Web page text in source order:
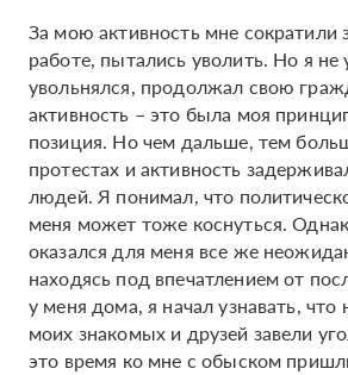
За мою активность мне сократили
работе, пытались уволить. Но я не
увольнялся, продолжал свою
активность – это была моя
позиция. Но чем дальше, тем
протестах и активность
людей. Я понимал, что
меня может тоже коснуться.
оказался для меня все же
находясь под впечатлением от
у меня дома, я начал узнавать, что
моих знакомых и друзей завели
это время ко мне с обыском